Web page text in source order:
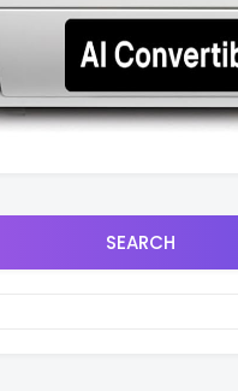
SEARCH